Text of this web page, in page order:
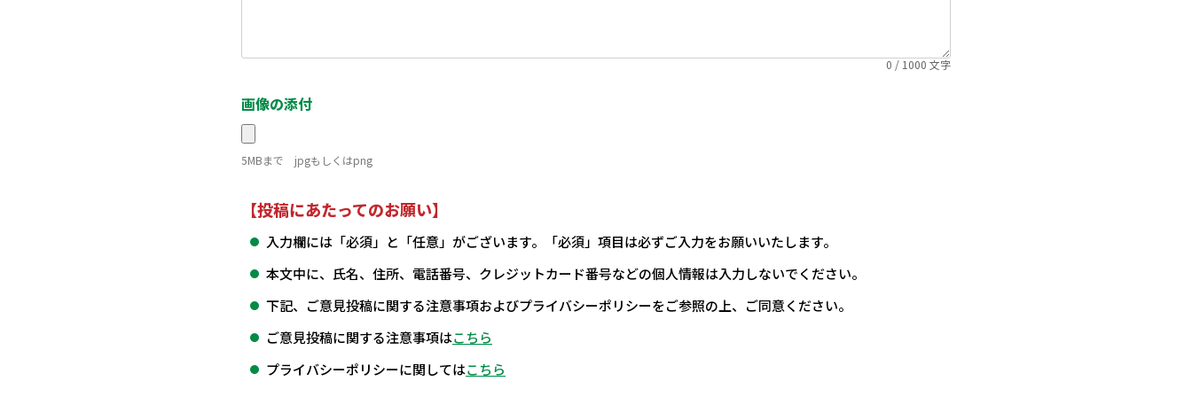
0 / 1000 文字
画像の添付
5MBまで jpgもしくはpng
【投稿にあたってのお願い】
入力欄には「必須」と「任意」がございます。「必須」項目は必ずご入力をお願いいたします。
本文中に、氏名、住所、電話番号、クレジットカード番号などの個人情報は入力しないでください。
下記、ご意見投稿に関する注意事項およびプライバシーポリシーをご参照の上、ご同意ください。
ご意見投稿に関する注意事項はこちら
プライバシーポリシーに関してはこちら